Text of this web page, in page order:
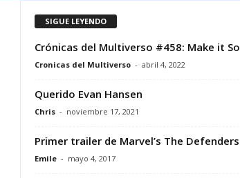
SIGUE LEYENDO
Crónicas del Multiverso #458: Make it So
Cronicas del Multiverso - abril 4, 2022
Querido Evan Hansen
Chris - noviembre 17, 2021
Primer trailer de Marvel’s The Defenders
Emile - mayo 4, 2017